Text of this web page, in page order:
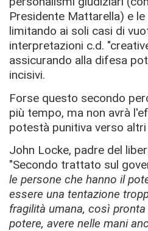
Presidente Mattarella) e
limitando ai soli casi di
interpretazioni c.d.
assicurando alla difesa
incisivi.
Forse questo secondo
più tempo, ma non avrà
potestà punitiva verso
John Locke, padre del
"Secondo trattato sul
le persone che hanno il
essere una tentazione
fragilità umana, così
potere, avere nelle mani